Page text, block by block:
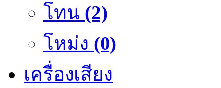
โทน (2)
โหม่ง (0)
เครื่องเสียง